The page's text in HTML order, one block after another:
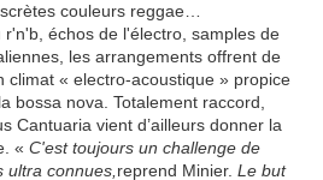
couleurs reggae…
échos de l'électro, samples de
les arrangements offrent de
climat « electro-acoustique » propice
bossa nova. Totalement raccord,
Cantuaria vient d’ailleurs donner la
« C'est toujours un challenge de
ultra connues, reprend Minier. Le but